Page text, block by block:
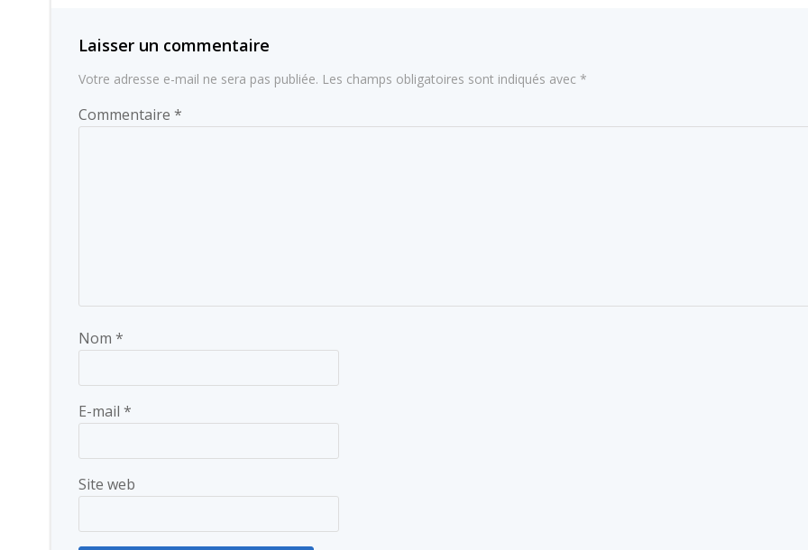
Laisser un commentaire
Votre adresse e-mail ne sera pas publiée. Les champs obligatoires sont indiqués avec *
Commentaire *
Nom *
E-mail *
Site web